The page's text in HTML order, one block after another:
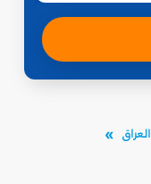
العراق